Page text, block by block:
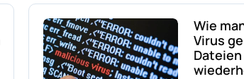
Wie
Virus
Dateien